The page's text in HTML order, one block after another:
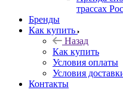
трассах
Бренды
Как купить
Назад
Как купить
Условия оплаты
Условия
Контакты